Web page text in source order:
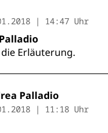
| 14:47 Uhr
Erläuterung.
Palladio
| 11:18 Uhr